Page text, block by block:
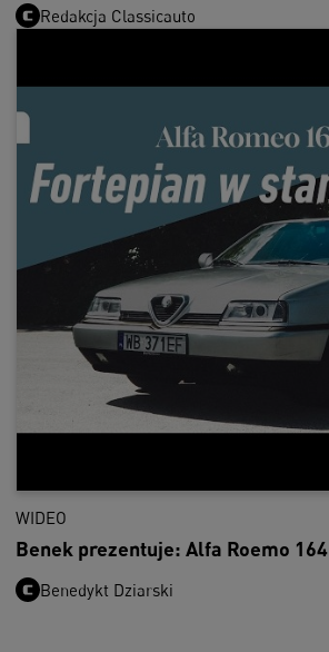
Redakcja Classicauto
WIDEO
Benek prezentuje: Alfa Roemo 164
Benedykt Dziarski